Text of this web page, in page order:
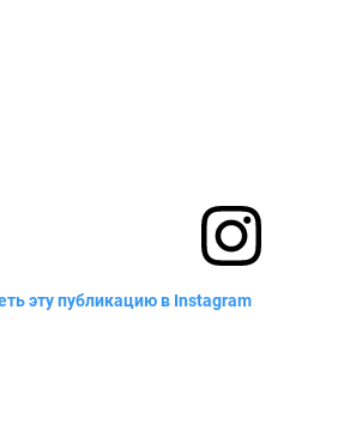
эту публикацию в Instagram